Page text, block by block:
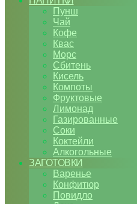
Пунш
Чай
Кофе
Квас
Морс
Сбитень
Кисель
Компоты
Фруктовые
Лимонад
Газированные
Соки
Коктейли
Алкогольные
ЗАГОТОВКИ
Варенье
Конфитюр
Повидло